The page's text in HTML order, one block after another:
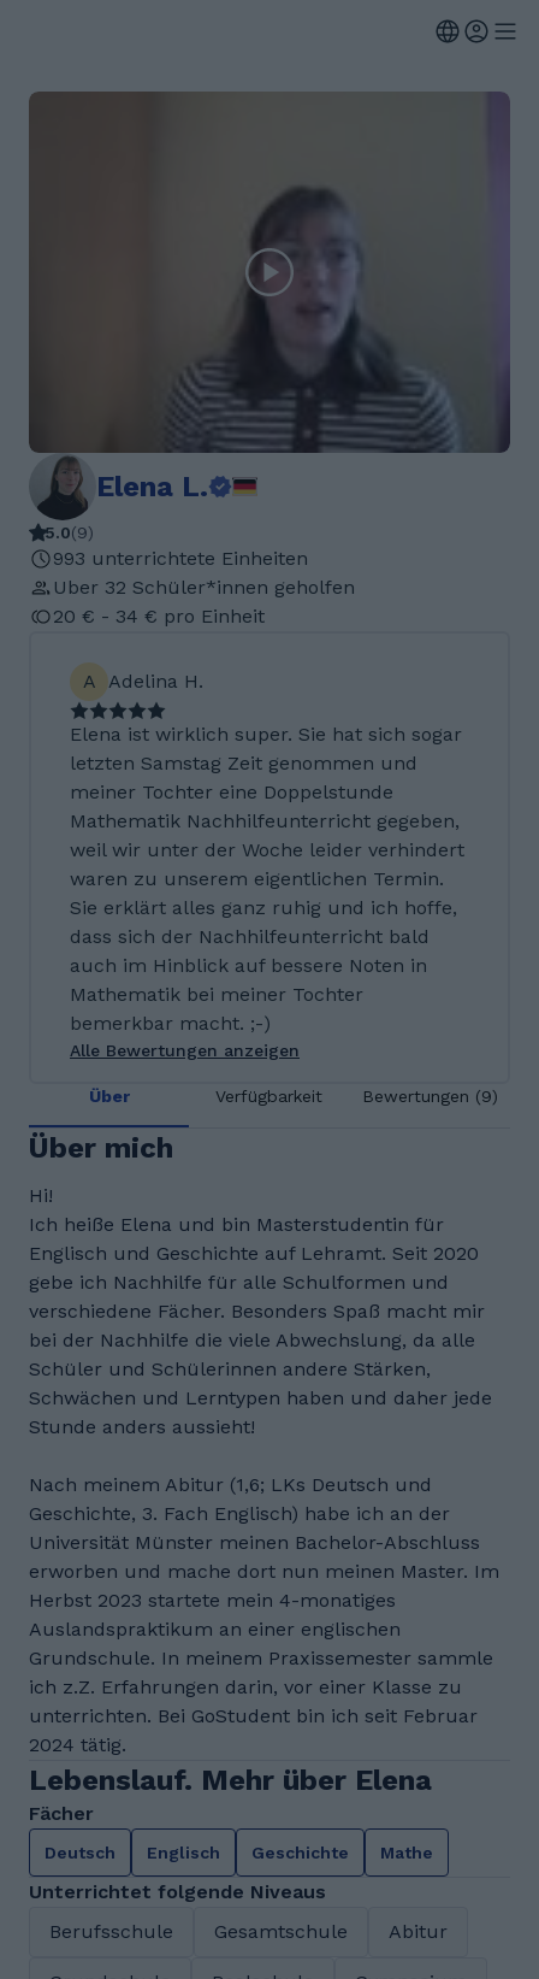
Elena L.
5.0(9)
993 unterrichtete Einheiten
Uber 32 Schüler*innen geholfen
20 € - 34 € pro Einheit
A Adelina H.
Elena ist wirklich super. Sie hat sich sogar
letzten Samstag Zeit genommen und
meiner Tochter eine Doppelstunde
Mathematik Nachhilfeunterricht gegeben,
weil wir unter der Woche leider verhindert
waren zu unserem eigentlichen Termin.
Sie erklärt alles ganz ruhig und ich hoffe,
dass sich der Nachhilfeunterricht bald
auch im Hinblick auf bessere Noten in
Mathematik bei meiner Tochter
bemerkbar macht. ;-)
Alle Bewertungen anzeigen
Über Verfügbarkeit Bewertungen (9)
Über mich
Hi!
Ich heiße Elena und bin Masterstudentin für
Englisch und Geschichte auf Lehramt. Seit 2020
gebe ich Nachhilfe für alle Schulformen und
verschiedene Fächer. Besonders Spaß macht mir
bei der Nachhilfe die viele Abwechslung, da alle
Schüler und Schülerinnen andere Stärken,
Schwächen und Lerntypen haben und daher jede
Stunde anders aussieht!
Nach meinem Abitur (1,6; LKs Deutsch und
Geschichte, 3. Fach Englisch) habe ich an der
Universität Münster meinen Bachelor-Abschluss
erworben und mache dort nun meinen Master. Im
Herbst 2023 startete mein 4-monatiges
Auslandspraktikum an einer englischen
Grundschule. In meinem Praxissemester sammle
ich z.Z. Erfahrungen darin, vor einer Klasse zu
unterrichten. Bei GoStudent bin ich seit Februar
2024 tätig.
Lebenslauf. Mehr über Elena
Fächer
Deutsch Englisch Geschichte Mathe
Unterrichtet folgende Niveaus
Berufsschule
Gesamtschule Abitur